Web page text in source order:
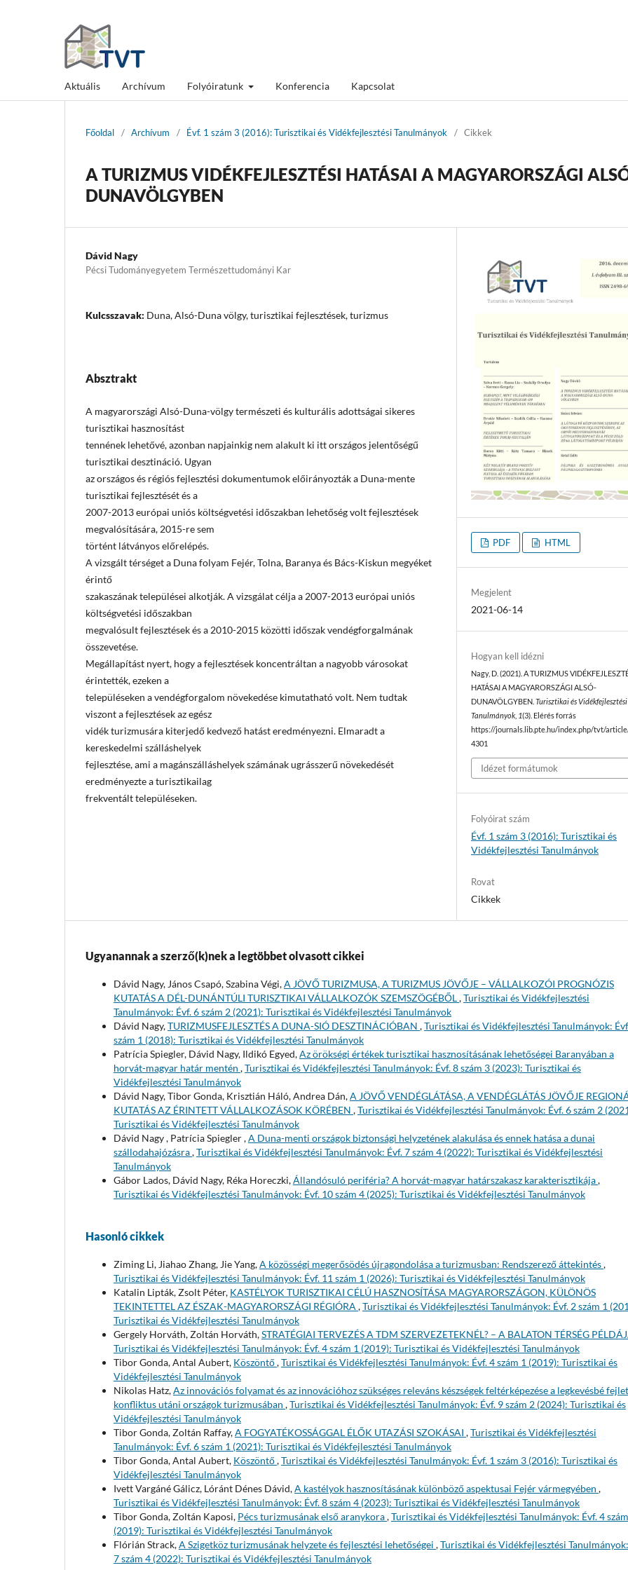
Aktuális Archívum Folyóiratunk Konferencia Kapcsolat
Főoldal / Archívum / Évf. 1 szám 3 (2016): Turisztikai és Vidékfejlesztési Tanulmányok / Cikkek
A TURIZMUS VIDÉKFEJLESZTÉSI HATÁSAI A MAGYARORSZÁGI
DUNAVÖLGYBEN
Dávid Nagy
Pécsi Tudományegyetem Természettudományi Kar
Kulcsszavak: Duna, Alsó-Duna völgy, turisztikai fejlesztések, turizmus
Absztrakt
A magyarországi Alsó-Duna-völgy természeti és kulturális adottságai sikeres
turisztikai hasznosítást
tennének lehetővé, azonban napjainkig nem alakult ki itt országos jelentőségű
turisztikai desztináció. Ugyan
az országos és régiós fejlesztési dokumentumok előirányozták a Duna-mente
turisztikai fejlesztését és a
2007-2013 európai uniós költségvetési időszakban lehetőség volt fejlesztések
megvalósítására, 2015-re sem
történt látványos előrelépés.
A vizsgált térséget a Duna folyam Fejér, Tolna, Baranya és Bács-Kiskun megyéket
érintő
szakaszának települései alkotják. A vizsgálat célja a 2007-2013 európai uniós
költségvetési időszakban
megvalósult fejlesztések és a 2010-2015 közötti időszak vendégforgalmának
összevetése.
Megállapítást nyert, hogy a fejlesztések koncentráltan a nagyobb városokat
érintették, ezeken a
településeken a vendégforgalom növekedése kimutatható volt. Nem tudtak
viszont a fejlesztések az egész
vidék turizmusára kiterjedő kedvező hatást eredményezni. Elmaradt a
kereskedelmi szálláshelyek
fejlesztése, ami a magánszálláshelyek számának ugrásszerű növekedését
eredményezte a turisztikailag
frekventált településeken.
PDF HTML
Megjelent
2021-06-14
Hogyan kell idézni
Nagy, D. (2021). A TURIZMUS
HATÁSAI A MAGYARORSZÁGI ALSÓ-
DUNAVÖLGYBEN.Turisztikai és Vidékfejlesztési
Tanulmányok 1(3). Elérés forrás
https://journals.lib.pte.hu/index.php/tvt/
4301
Idézet formátumok
Folyóirat szám
Évf. 1 szám 3 (2016): Turisztikai és
Vidékfejlesztési Tanulmányok
Rovat
Cikkek
Ugyanannak a szerző(k)nek a legtöbbet olvasott cikkei
Dávid Nagy, János Csapó, Szabina Végi,A JÖVŐ TURIZMUSA, A TURIZMUS JÖVŐJE – VÁLLALKOZÓI PROGNÓZIS
KUTATÁS A DÉL-DUNÁNTÚLI TURISZTIKAI VÁLLALKOZÓK SZEMSZÖGÉBŐL,Turisztikai és Vidékfejlesztési
Tanulmányok: Évf. 6 szám 2 (2021): Turisztikai és Vidékfejlesztési Tanulmányok
Dávid Nagy,TURIZMUSFEJLESZTÉS A DUNA-SIÓ DESZTINÁCIÓBAN ,Turisztikai és Vidékfejlesztési Tanulmányok:
szám 1 (2018): Turisztikai és Vidékfejlesztési Tanulmányok
Patrícia Spiegler, Dávid Nagy, Ildikó Egyed,Az örökségi értékek turisztikai hasznosításának lehetőségei Baranyában a
horvát-magyar határ mentén ,Turisztikai és Vidékfejlesztési Tanulmányok: Évf. 8 szám 3 (2023): Turisztikai és
Vidékfejlesztési Tanulmányok
Dávid Nagy, Tibor Gonda, Krisztián Háló, Andrea Dán,A JÖVŐ VENDÉGLÁTÁSA, A VENDÉGLÁTÁS JÖVŐJE
KUTATÁS AZ ÉRINTETT VÁLLALKOZÁSOK KÖRÉBEN ,Turisztikai és Vidékfejlesztési Tanulmányok: Évf. 6 szám 2
Turisztikai és Vidékfejlesztési Tanulmányok
Dávid Nagy , Patrícia Spiegler ,A Duna-menti országok biztonsági helyzetének alakulása és ennek hatása a dunai
szállodahajózásra,Turisztikai és Vidékfejlesztési Tanulmányok: Évf. 7 szám 4 (2022): Turisztikai és Vidékfejlesztési
Tanulmányok
Gábor Lados, Dávid Nagy, Réka Horeczki,Állandósuló periféria? A horvát-magyar határszakasz karakterisztikája,
Turisztikai és Vidékfejlesztési Tanulmányok: Évf. 10 szám 4 (2025): Turisztikai és Vidékfejlesztési Tanulmányok
Hasonló cikkek
Ziming Li, Jiahao Zhang, Jie Yang,A közösségi megerősödés újragondolása a turizmusban: Rendszerező áttekintés,
Turisztikai és Vidékfejlesztési Tanulmányok: Évf. 11 szám 1 (2026): Turisztikai és Vidékfejlesztési Tanulmányok
Katalin Lipták, Zsolt Péter, KASTÉLYOK TURISZTIKAI CÉLÚ HASZNOSÍTÁSA MAGYARORSZÁGON, KÜLÖNÖS
TEKINTETTEL AZ ÉSZAK-MAGYARORSZÁGI RÉGIÓRA ,Turisztikai és Vidékfejlesztési Tanulmányok: Évf. 2 szám 1
Turisztikai és Vidékfejlesztési Tanulmányok
Gergely Horváth, Zoltán Horváth,STRATÉGIAI TERVEZÉS A TDM SZERVEZETEKNÉL? – A BALATON TÉRSÉG
Turisztikai és Vidékfejlesztési Tanulmányok: Évf. 4 szám 1 (2019): Turisztikai és Vidékfejlesztési Tanulmányok
Tibor Gonda, Antal Aubert, Köszöntő,Turisztikai és Vidékfejlesztési Tanulmányok: Évf. 4 szám 1 (2019): Turisztikai és
Vidékfejlesztési Tanulmányok
Nikolas Hatz,Az innovációs folyamat és az innovációhoz szükséges releváns készségek feltérképezése a legkevésbé
konfliktus utáni országok turizmusában ,Turisztikai és Vidékfejlesztési Tanulmányok: Évf. 9 szám 2 (2024): Turisztikai és
Vidékfejlesztési Tanulmányok
Tibor Gonda, Zoltán Raffay,A FOGYATÉKOSSÁGGAL ÉLŐK UTAZÁSI SZOKÁSAI ,Turisztikai és Vidékfejlesztési
Tanulmányok: Évf. 6 szám 1 (2021): Turisztikai és Vidékfejlesztési Tanulmányok
Tibor Gonda, Antal Aubert, Köszöntő,Turisztikai és Vidékfejlesztési Tanulmányok: Évf. 1 szám 3 (2016): Turisztikai és
Vidékfejlesztési Tanulmányok
Ivett Vargáné Gálicz, Lóránt Dénes Dávid,A kastélyok hasznosításának különböző aspektusai Fejér vármegyében ,
Turisztikai és Vidékfejlesztési Tanulmányok: Évf. 8 szám 4 (2023): Turisztikai és Vidékfejlesztési Tanulmányok
Tibor Gonda, Zoltán Kaposi, Pécs turizmusának első aranykora,Turisztikai és Vidékfejlesztési Tanulmányok: Évf. 4
(2019): Turisztikai és Vidékfejlesztési Tanulmányok
Flórián Strack,A Szigetköz turizmusának helyzete és fejlesztési lehetőségei ,Turisztikai és Vidékfejlesztési
7 szám 4 (2022): Turisztikai és Vidékfejlesztési Tanulmányok